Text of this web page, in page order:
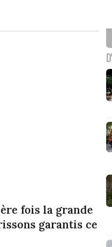
fois la grande
garantis ce